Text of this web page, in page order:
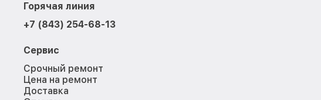
Горячая линия
+7 (843) 254-68-13
Сервис
Срочный ремонт
Цена на ремонт
Доставка